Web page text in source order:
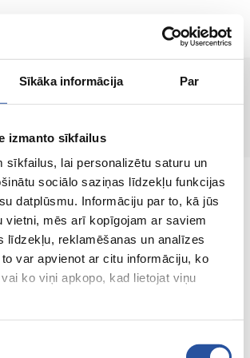
Sīkāka informācija Par
izmanto sīkfailus
sīkfailus, lai personalizētu saturu un
sociālo saziņas līdzekļu funkcijas
datplūsmu. Informāciju par to, kā jūs
vietni, mēs arī kopīgojam ar saviem
līdzekļu, reklamēšanas un analīzes
var apvienot ar citu informāciju, ko
ko viņi apkopo, kad lietojat viņu
ET
Lehte ei leitud!
hindade ja kvaliteetsete
kliendi rahulolu on meie
kodu ja aia jaoks!